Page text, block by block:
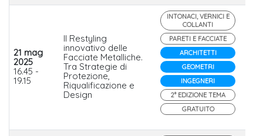
21 mag
2025
16.45 -
19.15
Il Restyling
innovativo delle
Facciate Metalliche.
Tra Strategie di
Protezione,
Riqualificazione e
Design
INTONACI, VERNICI E
COLLANTI
PARETI E FACCIATE
ARCHITETTI
GEOMETRI
INGEGNERI
2° EDIZIONE TEMA
GRATUITO